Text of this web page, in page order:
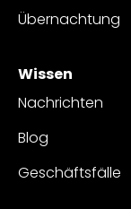
Übernachtung
Wissen
Nachrichten
Blog
Geschäftsfälle